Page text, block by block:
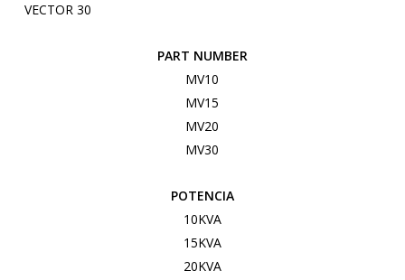
VECTOR 30
PART NUMBER
MV10
MV15
MV20
MV30
POTENCIA
10KVA
15KVA
20KVA